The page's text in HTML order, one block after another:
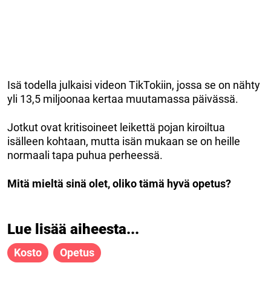
Isä todella julkaisi videon TikTokiin, jossa se on nähty
yli 13,5 miljoonaa kertaa muutamassa päivässä.
Jotkut ovat kritisoineet leikettä pojan kiroiltua
isälleen kohtaan, mutta isän mukaan se on heille
normaali tapa puhua perheessä.
Mitä mieltä sinä olet, oliko tämä hyvä opetus?
Lue lisää aiheesta...
Kosto Opetus